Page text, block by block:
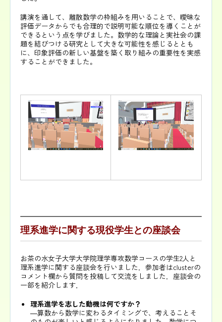
講演を通して、離散数学の枠組みを用いることで、曖昧な
評価データからでも合理的で説明可能な順位を導くことが
できるという点を学びました。数学的な理論と実社会の課
題を結びつける研究として大きな可能性を感じるととも
に、印象評価の新しい基盤を築く取り組みの重要性を実感
することができました。
理系進学に関する現役学生との座談会
お茶の水女子大学大学院理学専攻数学コースの学生2人と
理系進学に関する座談会を行いました．参加者はclusterの
コメント欄から質問を投稿して交流をしました．座談会の
一部を紹介します．
理系進学を志した動機は何ですか？
―算数から数学に変わるタイミングで、考えることそ